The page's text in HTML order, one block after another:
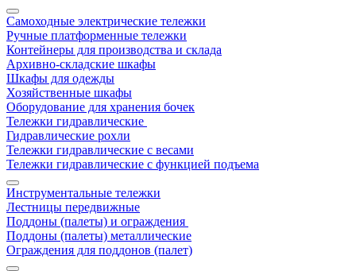
Самоходные электрические тележки
Ручные платформенные тележки
Контейнеры для производства и склада
Архивно-складские шкафы
Шкафы для одежды
Хозяйственные шкафы
Оборудование для хранения бочек
Тележки гидравлические
Гидравлические рохли
Тележки гидравлические с весами
Тележки гидравлические с функцией подъема
Инструментальные тележки
Лестницы передвижные
Поддоны (палеты) и ограждения
Поддоны (палеты) металлические
Ограждения для поддонов (палет)